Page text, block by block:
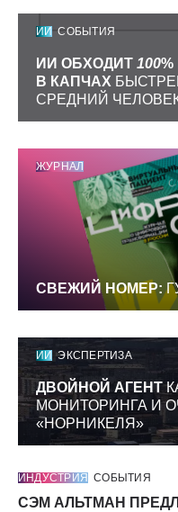
ИИ СОБЫТИЯ
ИИ ОБХОДИТ 100
В КАПЧАХ
СРЕДНИЙ
ЖУРНАЛ
СВЕЖИЙ НОМЕР:
ИИ ЭКСПЕРТИЗА
ДВОЙНОЙ АГЕНТ
МОНИТОРИНГА И
«НОРНИКЕЛЯ»
ИНДУСТРИЯ СОБЫТИЯ
СЭМ АЛЬТМАН